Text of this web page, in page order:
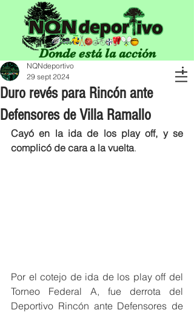
Donde está la acción
Duro revés para Rincón ante
Defensores de Villa Ramallo
NQNdeportivo
29 sept 2024
Cayó en la ida de los play off, y se
complicó de cara a la vuelta.
Por el cotejo de ida de los play off del
Torneo Federal A, fue derrota del
Deportivo Rincón ante Defensores de